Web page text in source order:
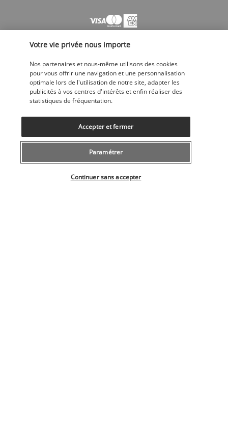
SUIVEZ-NOUS
CONTACTEZ-NOUS
043 508 19 00
Votre vie privée nous importe
Nos partenaires et nous-même utilisons des cookies
pour vous offrir une navigation et une personnalisation
optimale lors de l'utilisation de notre site, adapter les
publicités à vos centres d'intérêts et enfin réaliser des
statistiques de fréquentation.
Paramétrer
Continuer sans accepter
Accepter et fermer